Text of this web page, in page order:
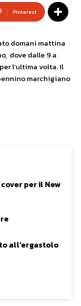
Pinterest
domani mattina
dove dalle 9 a
l’ultima volta. Il
marchigiano
per il New
all’ergastolo